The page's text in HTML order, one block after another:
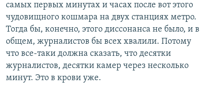
самых первых минутах и часах после вот этого
чудовищного кошмара на двух станциях метро.
Тогда бы, конечно, этого диссонанса не было, и в
общем, журналистов бы всех хвалили. Потому
что все-таки должна сказать, что десятки
журналистов, десятки камер через несколько
минут. Это в крови уже.